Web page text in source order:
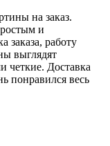
на заказ.
и
заказа, работу
выглядят
четкие. Доставка
понравился весь